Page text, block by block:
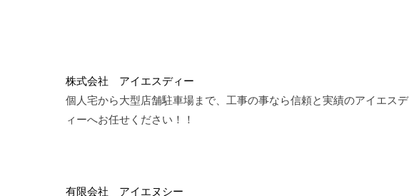
株式会社 アイエスディー
個人宅から大型店舗駐車場まで、工事の事なら信頼と実績のアイエスデ
ィーへお任せください！！
有限会社 アイエヌシー